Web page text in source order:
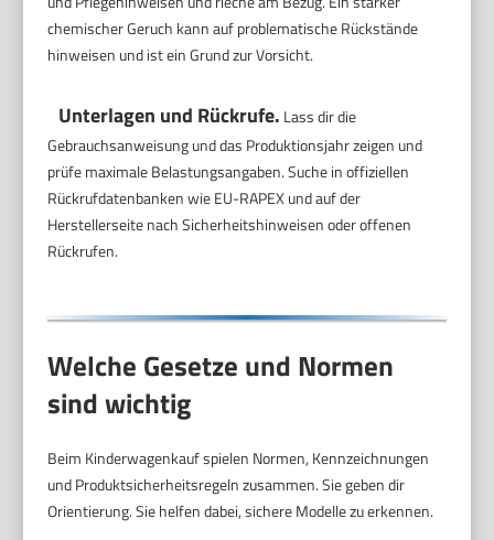
chemischer Geruch kann auf problematische Rückstände
hinweisen und ist ein Grund zur Vorsicht.
Unterlagen und Rückrufe. Lass dir die
Gebrauchsanweisung und das Produktionsjahr zeigen und
prüfe maximale Belastungsangaben. Suche in offiziellen
Rückrufdatenbanken wie EU-RAPEX und auf der
Herstellerseite nach Sicherheitshinweisen oder offenen
Rückrufen.
Welche Gesetze und Normen
sind wichtig
Beim Kinderwagenkauf spielen Normen, Kennzeichnungen
und Produktsicherheitsregeln zusammen. Sie geben dir
Orientierung. Sie helfen dabei, sichere Modelle zu erkennen.